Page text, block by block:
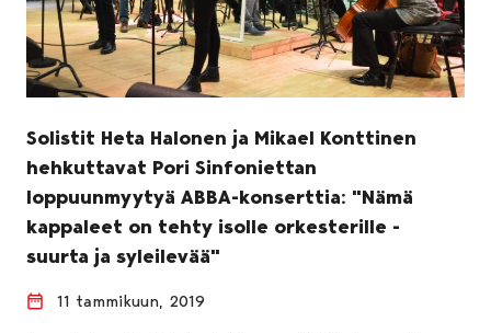
Solistit Heta Halonen ja Mikael Konttinen
hehkuttavat Pori Sinfoniettan
loppuunmyytyä ABBA-konserttia: "Nämä
kappaleet on tehty isolle orkesterille -
suurta ja syleilevää"
11 tammikuun, 2019